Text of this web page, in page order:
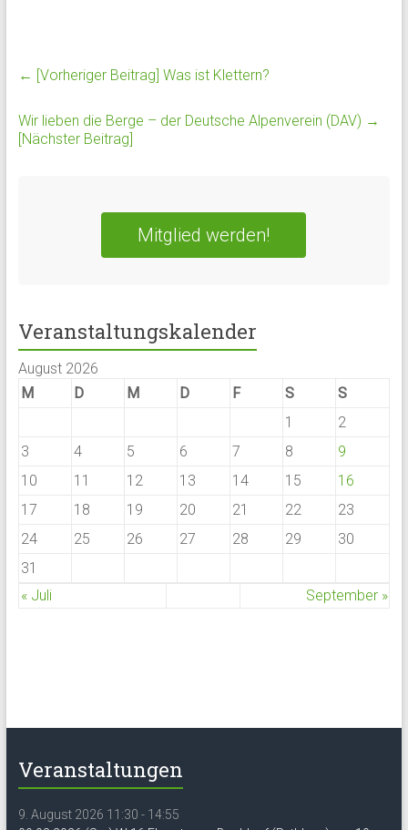
← [Vorheriger Beitrag] Was ist Klettern?
Wir lieben die Berge – der Deutsche Alpenverein (DAV) →
[Nächster Beitrag]
Mitglied werden!
Veranstaltungskalender
August 2026
M
D M D F S
S
1
2
3
4 5 6 7 8
9
10
11 12 13 14 15
16
17
18 19 20 21 22
23
24
25 26 27 28 29
30
31
« Juli
September »
Veranstaltungen
9. August 2026 11:30 - 14:55